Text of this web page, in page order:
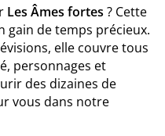
Les Âmes fortes ? Cette
gain de temps précieux.
elle couvre tous
personnages et
des dizaines de
vous dans notre